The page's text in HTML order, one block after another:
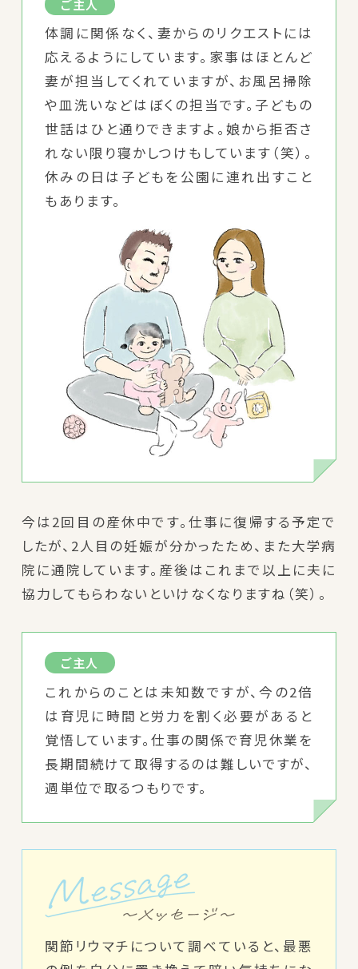
ご主人
体調に関係なく、妻からのリクエストには
応えるようにしています。家事はほとんど
妻が担当してくれていますが、お風呂掃除
や皿洗いなどはぼくの担当です。子どもの
世話はひと通りできますよ。娘から拒否さ
れない限り寝かしつけもしています（笑）。
休みの日は子どもを公園に連れ出すこと
もあります。
今は2回目の産休中です。仕事に復帰する予定で
したが、2人目の妊娠が分かったため、また大学病
院に通院しています。産後はこれまで以上に夫に
協力してもらわないといけなくなりますね（笑）。
ご主人
これからのことは未知数ですが、今の2倍
は育児に時間と労力を割く必要があると
覚悟しています。仕事の関係で育児休業を
長期間続けて取得するのは難しいですが、
週単位で取るつもりです。
関節リウマチについて調べていると、最悪